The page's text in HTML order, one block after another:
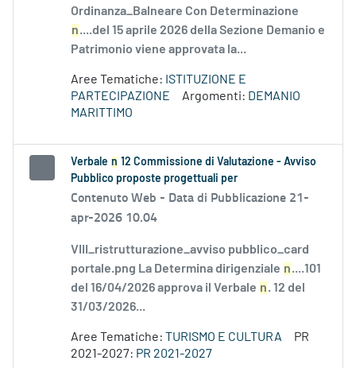
Ordinanza_Balneare Con Determinazione
n....del 15 aprile 2026 della Sezione Demanio e
Patrimonio viene approvata la...
Aree Tematiche: ISTITUZIONE E
PARTECIPAZIONE
Argomenti: DEMANIO
MARITTIMO
Verbale n 12 Commissione di Valutazione - Avviso
Pubblico proposte progettuali per
Contenuto Web - Data di Pubblicazione 21-
apr-2026 10.04
VIII_ristrutturazione_avviso pubblico_card
portale.png La Determina dirigenziale n....101
del 16/04/2026 approva il Verbale n. 12 del
31/03/2026...
Aree Tematiche: TURISMO E CULTURA
PR
2021-2027: PR 2021-2027